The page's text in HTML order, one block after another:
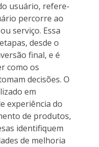
usuário, refere-
percorre ao
serviço. Essa
desde o
final, e é
como os
decisões. O
em
experiência do
de produtos,
identifiquem
de melhoria